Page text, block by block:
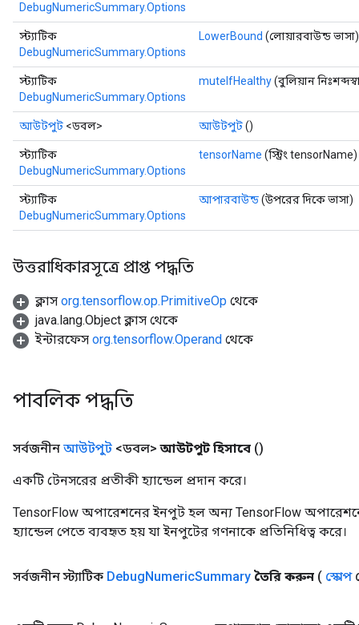
DebugNumericSummary.Options
স্ট্যাটিক
DebugNumericSummary.Options
LowerBound (লোয়ারবাউন্ড ভাসা)
স্ট্যাটিক
DebugNumericSummary.Options
muteIfHealthy(বুলিয়ান
আউটপুট <ডবল> আউটপুট()
স্ট্যাটিক
DebugNumericSummary.Options
tensorName (স্ট্রিং tensorName)
স্ট্যাটিক
DebugNumericSummary.Options
আপারবাউন্ড(উপরের দিকে ভাসা)
উত্তরাধিকারসূত্রে প্রাপ্ত পদ্ধতি
ক্লাস org.tensorflow.op.PrimitiveOp থেকে
java.lang.Object ক্লাস থেকে
ইন্টারফেস org.tensorflow.Operand থেকে
পাবলিক পদ্ধতি
সর্বজনীন আউটপুট <ডবল> আউটপুট হিসাবে ()
একটি টেনসরের প্রতীকী হ্যান্ডেল প্রদান করে।
TensorFlow অপারেশনের ইনপুট হল অন্য TensorFlow
হ্যান্ডেল পেতে ব্যবহৃত হয় যা ইনপুটের গণনাকে প্রতিনিধিত্ব করে।
সর্বজনীন স্ট্যাটিক DebugNumericSummary তৈরি করুন ( স্কোপ